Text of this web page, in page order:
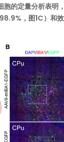
胞的定量分析表明
，图1C）和